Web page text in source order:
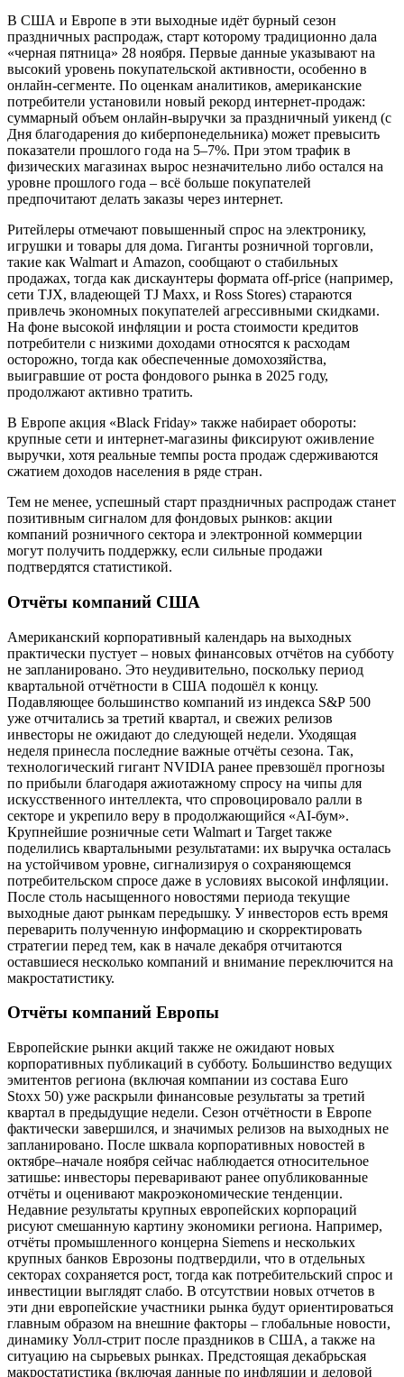
В США и Европе в эти выходные идёт бурный сезон
праздничных распродаж, старт которому традиционно дала
«черная пятница» 28 ноября. Первые данные указывают на
высокий уровень покупательской активности, особенно в
онлайн-сегменте. По оценкам аналитиков, американские
потребители установили новый рекорд интернет-продаж:
суммарный объем онлайн-выручки за праздничный уикенд (с
Дня благодарения до киберпонедельника) может превысить
показатели прошлого года на 5–7%. При этом трафик в
физических магазинах вырос незначительно либо остался на
уровне прошлого года – всё больше покупателей
предпочитают делать заказы через интернет.
Ритейлеры отмечают повышенный спрос на электронику,
игрушки и товары для дома. Гиганты розничной торговли,
такие как Walmart и Amazon, сообщают о стабильных
продажах, тогда как дискаунтеры формата off-price (например,
сети TJX, владеющей TJ Maxx, и Ross Stores) стараются
привлечь экономных покупателей агрессивными скидками.
На фоне высокой инфляции и роста стоимости кредитов
потребители с низкими доходами относятся к расходам
осторожно, тогда как обеспеченные домохозяйства,
выигравшие от роста фондового рынка в 2025 году,
продолжают активно тратить.
В Европе акция «Black Friday» также набирает обороты:
крупные сети и интернет-магазины фиксируют оживление
выручки, хотя реальные темпы роста продаж сдерживаются
сжатием доходов населения в ряде стран.
Тем не менее, успешный старт праздничных распродаж станет
позитивным сигналом для фондовых рынков: акции
компаний розничного сектора и электронной коммерции
могут получить поддержку, если сильные продажи
подтвердятся статистикой.
Отчёты компаний США
Американский корпоративный календарь на выходных
практически пустует – новых финансовых отчётов на субботу
не запланировано. Это неудивительно, поскольку период
квартальной отчётности в США подошёл к концу.
Подавляющее большинство компаний из индекса S&P 500
уже отчитались за третий квартал, и свежих релизов
инвесторы не ожидают до следующей недели. Уходящая
неделя принесла последние важные отчёты сезона. Так,
технологический гигант NVIDIA ранее превзошёл прогнозы
по прибыли благодаря ажиотажному спросу на чипы для
искусственного интеллекта, что спровоцировало ралли в
секторе и укрепило веру в продолжающийся «AI-бум».
Крупнейшие розничные сети Walmart и Target также
поделились квартальными результатами: их выручка осталась
на устойчивом уровне, сигнализируя о сохраняющемся
потребительском спросе даже в условиях высокой инфляции.
После столь насыщенного новостями периода текущие
выходные дают рынкам передышку. У инвесторов есть время
переварить полученную информацию и скорректировать
стратегии перед тем, как в начале декабря отчитаются
оставшиеся несколько компаний и внимание переключится на
макростатистику.
Отчёты компаний Европы
Европейские рынки акций также не ожидают новых
корпоративных публикаций в субботу. Большинство ведущих
эмитентов региона (включая компании из состава Euro
Stoxx 50) уже раскрыли финансовые результаты за третий
квартал в предыдущие недели. Сезон отчётности в Европе
фактически завершился, и значимых релизов на выходных не
запланировано. После шквала корпоративных новостей в
октябре–начале ноября сейчас наблюдается относительное
затишье: инвесторы переваривают ранее опубликованные
отчёты и оценивают макроэкономические тенденции.
Недавние результаты крупных европейских корпораций
рисуют смешанную картину экономики региона. Например,
отчёты промышленного концерна Siemens и нескольких
крупных банков Еврозоны подтвердили, что в отдельных
секторах сохраняется рост, тогда как потребительский спрос и
инвестиции выглядят слабо. В отсутствии новых отчетов в
эти дни европейские участники рынка будут ориентироваться
главным образом на внешние факторы – глобальные новости,
динамику Уолл-стрит после праздников в США, а также на
ситуацию на сырьевых рынках. Предстоящая декабрьская
макростатистика (включая данные по инфляции и деловой